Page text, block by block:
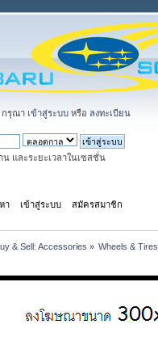
กรุณา เข้าสู่ระบบ หรือ ลงทะเบียน
และระยะเวลาในเซสชั่น
า เข้าสู่ระบบ สมัครสมาชิก
& Sell: Accessories » Wheels & Tires